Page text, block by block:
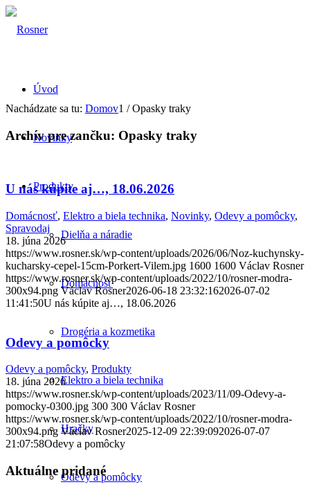
Úvod
Novinky
Produkty
Dielňa a náradie
Domácnosť
Drogéria a kozmetika
Elektro a biela technika
Hračky
Odevy a pomôcky
Nachádzate sa tu: Domov1 / Opasky traky
Archív pre zančku: Opasky traky
U nás kúpite aj…, 18.06.2026
Domácnosť, Elektro a biela technika, Novinky, Odevy a pomôcky,
Spravodaj
18. júna 2026
https://www.rosner.sk/wp-content/uploads/2026/06/Noz-kuchynsky-
kucharsky-cepel-15cm-Porkert-Vilem.jpg 1600 1600 Václav Rosner
https://www.rosner.sk/wp-content/uploads/2022/10/rosner-modra-
300x94.png Václav Rosner2026-06-18 23:32:162026-07-02
11:41:50U nás kúpite aj…, 18.06.2026
Odevy a pomôcky
Odevy a pomôcky, Produkty
18. júna 2026
https://www.rosner.sk/wp-content/uploads/2023/11/09-Odevy-a-
pomocky-0300.jpg 300 300 Václav Rosner
https://www.rosner.sk/wp-content/uploads/2022/10/rosner-modra-
300x94.png Václav Rosner2025-12-09 22:39:092026-07-07
21:07:58Odevy a pomôcky
Aktuálne pridané